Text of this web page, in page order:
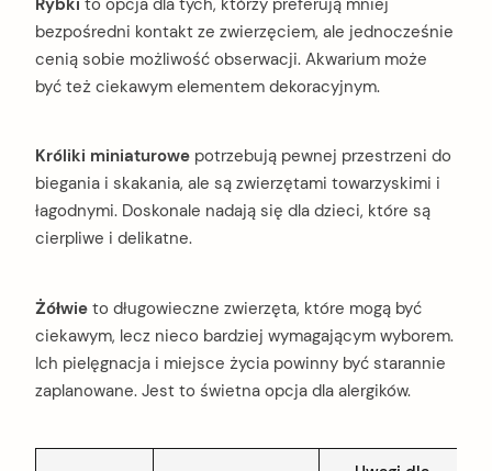
bezpośredni kontakt ze zwierzęciem, ale jednocześnie
cenią sobie możliwość obserwacji. Akwarium może
być też ciekawym elementem dekoracyjnym.
Króliki miniaturowe potrzebują pewnej przestrzeni do
biegania i skakania, ale są zwierzętami towarzyskimi i
łagodnymi. Doskonale nadają się dla dzieci, które są
cierpliwe i delikatne.
Żółwie to długowieczne zwierzęta, które mogą być
ciekawym, lecz nieco bardziej wymagającym wyborem.
Ich pielęgnacja i miejsce życia powinny być starannie
zaplanowane. Jest to świetna opcja dla alergików.